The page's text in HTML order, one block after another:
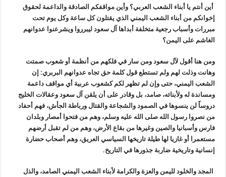
أين أنتم يا أبناء الشعب العربي؟ وأين مواقفكم الصادقة والداعمة لحقوق
إخوانكم من أبناء الشعب اليمني الذي يقتلون كل ساعة وكل يوم تحت
مبررات وأسباب رجعية متخلفة أبداها آل سعود ليبرروا ويشرعنوا عدوانهم
الغاشم على اليمن؟
ومن هنا أقول لآل سعود ومن سار في فلكهم من أنظمة أو شعوب صمتت
وهانت وذلت لهم ولم تستطع قول كلمة حق تجاه عدوانهم البربري: إن
الشعب اليمني، حتى وإن لم تظهر لكم كشعوب عربية أي مواقف داعمة
ومساندة له ولأبنائه، صامد، بل وقادر على أن يلقن آل سعود وعقالات الخليج
دروساً لن ينسوها في الصمود والشجاعة والقتال ورباطة الجأش، فهم أحفاد
من نصروا رسول الله صلى الله عليه وسلم، وهم من فتحوا أمصار وبلدان
فارس وأسبانيا والصين وغيرها من بقاع الأرض، وهم من لم تقبل أرضهم
مستعمرا أو غازيا لها طيلة تاريخها السياسي العريق، وهم أصحاب حضارة
إنسانية وتاريخية ضاربة جذورها في التاريخ.
المجد والخلود لليمن والعزة والكرامة لأبناء الشعب اليمني الصامد، والذل